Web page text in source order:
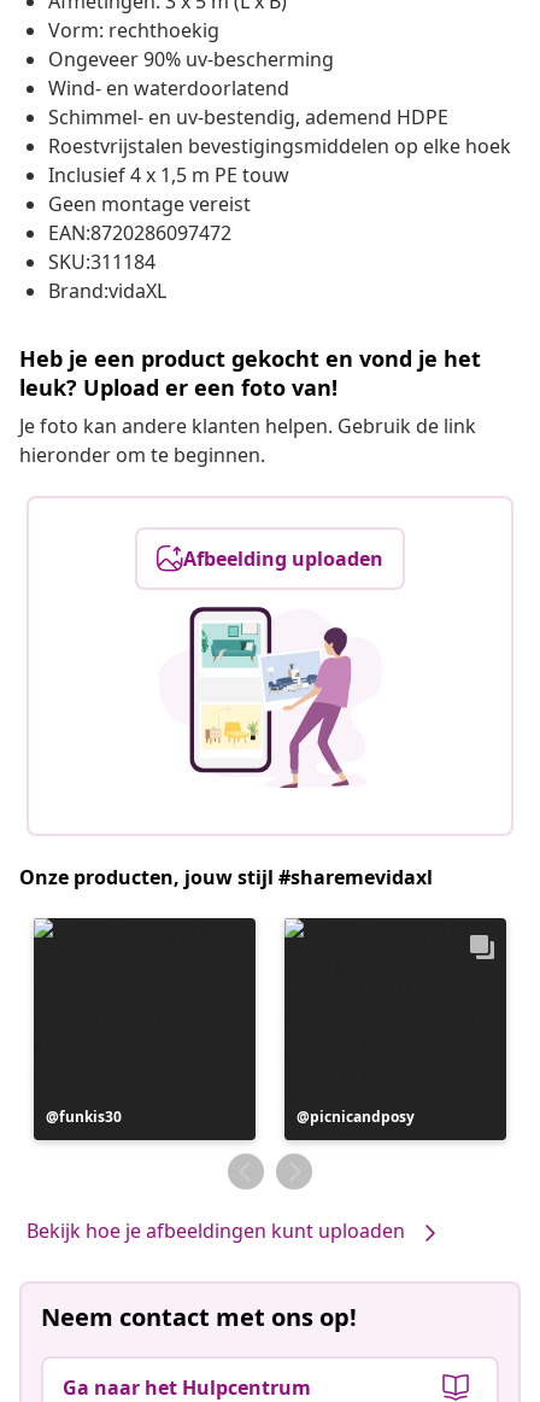
Vorm: rechthoekig
Ongeveer 90% uv-bescherming
Wind- en waterdoorlatend
Schimmel- en uv-bestendig, ademend HDPE
Roestvrijstalen bevestigingsmiddelen op elke hoek
Inclusief 4 x 1,5 m PE touw
Geen montage vereist
EAN:8720286097472
SKU:311184
Brand:vidaXL
Heb je een product gekocht en vond je het
leuk? Upload er een foto van!
Je foto kan andere klanten helpen. Gebruik de link
hieronder om te beginnen.
Afbeelding uploaden
Onze producten, jouw stijl #sharemevidaxl
Bericht
gepubliceerd
funkis30
Bericht
gepubliceerd
door
picnicandposy
Bekijk hoe je afbeeldingen kunt uploaden
Neem contact met ons op!
Ga naar het Hulpcentrum